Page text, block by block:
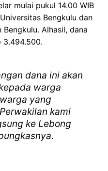
mulai pukul 14.00 WIB
Bengkulu dan
Alhasil, dana
3.494.500.
dana ini akan
warga
yang
kami
ke Lebong